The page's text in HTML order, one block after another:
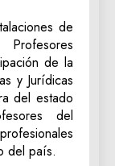
de
de la
y Jurídicas
del estado
del
del país.